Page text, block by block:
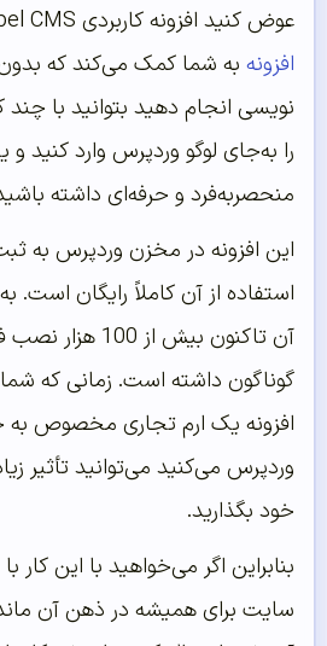
عوض کنید افزونه کاربردی White Label CMS است. این
افزونه به شما کمک می‌کند که
نویسی انجام دهید بتوانید با
را به‌جای لوگو وردپرس وارد کنید
منحصربه‌فرد و حرفه‌ای داشته
این افزونه در مخزن وردپرس به
استفاده از آن کاملاً رایگان است.
آن تاکنون بیش
گوناگون داشته است. زمانی که شما
افزونه یک ارم تجاری مخصوص به
وردپرس می‌کنید می‌توانید تأثیر
خود بگذارید.
بنابراین اگر می‌خواهید با این کار
سایت برای همیشه در ذهن آن